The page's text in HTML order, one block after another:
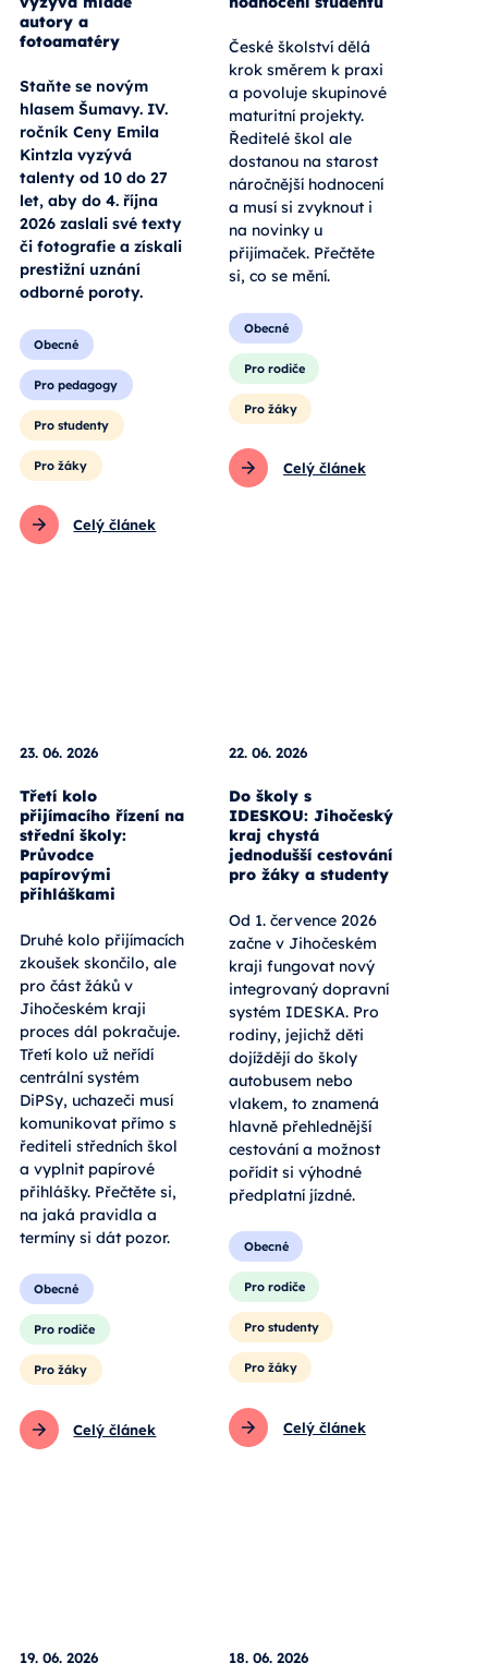
autory a
fotoamatéry
Staňte se novým
hlasem Šumavy. IV.
ročník Ceny Emila
Kintzla vyzývá
talenty od 10 do 27
let, aby do 4. října
2026 zaslali své texty
či fotografie a získali
prestižní uznání
odborné poroty.
Obecné
Pro pedagogy
Pro studenty
Pro žáky
Celý článek
České školství dělá
krok směrem k praxi
a povoluje skupinové
maturitní projekty.
Ředitelé škol ale
dostanou na starost
náročnější hodnocení
a musí si zvyknout i
na novinky u
přijímaček. Přečtěte
si, co se mění.
Obecné
Pro rodiče
Pro žáky
Celý článek
23. 06. 2026
Třetí kolo
přijímacího řízení na
střední školy:
Průvodce
papírovými
přihláškami
Druhé kolo přijímacích
zkoušek skončilo, ale
pro část žáků v
Jihočeském kraji
proces dál pokračuje.
Třetí kolo už neřídí
centrální systém
DiPSy, uchazeči musí
komunikovat přímo s
řediteli středních škol
a vyplnit papírové
přihlášky. Přečtěte si,
na jaká pravidla a
termíny si dát pozor.
Obecné
Pro rodiče
Pro žáky
Celý článek
22. 06. 2026
Do školy s
IDESKOU: Jihočeský
kraj chystá
jednodušší cestování
pro žáky a studenty
Od 1. července 2026
začne v Jihočeském
kraji fungovat nový
integrovaný dopravní
systém IDESKA. Pro
rodiny, jejichž děti
dojíždějí do školy
autobusem nebo
vlakem, to znamená
hlavně přehlednější
cestování a možnost
pořídit si výhodné
předplatní jízdné.
Obecné
Pro rodiče
Pro studenty
Pro žáky
Celý článek
19. 06. 2026 18. 06. 2026